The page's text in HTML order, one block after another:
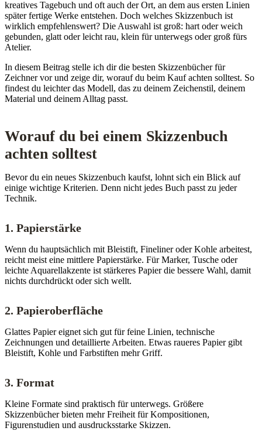
kreatives Tagebuch und oft auch der Ort, an dem aus ersten Linien
später fertige Werke entstehen. Doch welches Skizzenbuch ist
wirklich empfehlenswert? Die Auswahl ist groß: hart oder weich
gebunden, glatt oder leicht rau, klein für unterwegs oder groß fürs
Atelier.
In diesem Beitrag stelle ich dir die besten Skizzenbücher für
Zeichner vor und zeige dir, worauf du beim Kauf achten solltest. So
findest du leichter das Modell, das zu deinem Zeichenstil, deinem
Material und deinem Alltag passt.
Worauf du bei einem Skizzenbuch
achten solltest
Bevor du ein neues Skizzenbuch kaufst, lohnt sich ein Blick auf
einige wichtige Kriterien. Denn nicht jedes Buch passt zu jeder
Technik.
1. Papierstärke
Wenn du hauptsächlich mit Bleistift, Fineliner oder Kohle arbeitest,
reicht meist eine mittlere Papierstärke. Für Marker, Tusche oder
leichte Aquarellakzente ist stärkeres Papier die bessere Wahl, damit
nichts durchdrückt oder sich wellt.
2. Papieroberfläche
Glattes Papier eignet sich gut für feine Linien, technische
Zeichnungen und detaillierte Arbeiten. Etwas raueres Papier gibt
Bleistift, Kohle und Farbstiften mehr Griff.
3. Format
Kleine Formate sind praktisch für unterwegs. Größere
Skizzenbücher bieten mehr Freiheit für Kompositionen,
Figurenstudien und ausdrucksstarke Skizzen.